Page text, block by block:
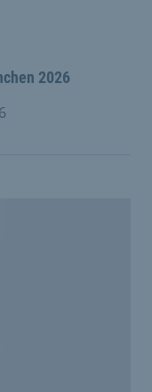
2026
2026